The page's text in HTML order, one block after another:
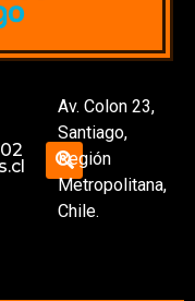
Av. Colon 23,
Santiago,
Región
Metropolitana,
Chile.